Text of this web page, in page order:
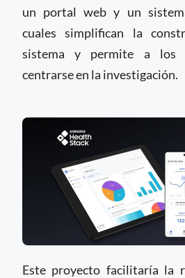
un portal web y un
cuales simplifican la
sistema y permite a los
centrarse en la investigación.
Este proyecto facilitaría la